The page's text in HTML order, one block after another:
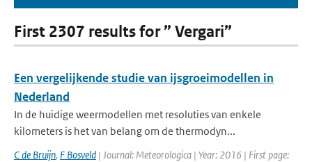
First 2307 results for ” Vergari”
Een vergelijkende studie van ijsgroeimodellen in
Nederland
In de huidige weermodellen met resoluties van enkele
kilometers is het van belang om de thermodyn...
C de Bruijn, F Bosveld | Journal: Meteorologica | Year: 2016 | First page: